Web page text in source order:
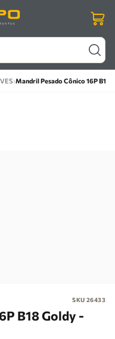
›Mandril Pesado Cônico 16P B18
SKU 26433
B18 Goldy -